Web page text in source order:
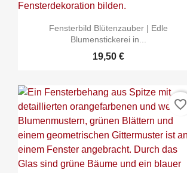
Fensterbild Blütenzauber | Edle
Blumenstickerei in...
19,50 €
favorite_border